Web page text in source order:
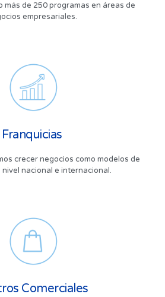
más de 250 programas en áreas de
empresariales.
Franquicias
crecer negocios como modelos de
nacional e internacional.
Comerciales